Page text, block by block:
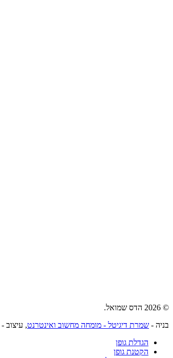
© 2026 הדס שמואל.
בניה - שמרת דיגיטל - מומחה מחשוב ואינטרנט, עיצוב -
הגדלת גופן
הקטנת גופן